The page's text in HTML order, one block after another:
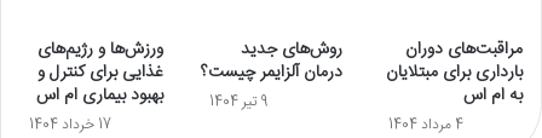
مراقبت‌های دوران
بارداری برای مبتلایان
به ام اس
4 مرداد 1404
روش‌های جدید
درمان آلزایمر چیست؟
9 تیر 1404
ورزش‌ها و رژیم‌های
غذایی برای کنترل و
بهبود بیماری ام اس
17 خرداد 1404